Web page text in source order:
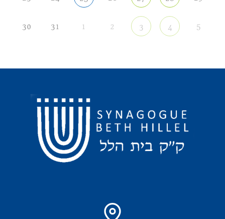
30 31 1 2 3 4 5